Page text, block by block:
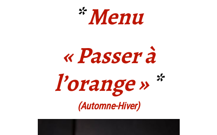
*Menu
« Passer à
l’orange » *
(Automne-Hiver)